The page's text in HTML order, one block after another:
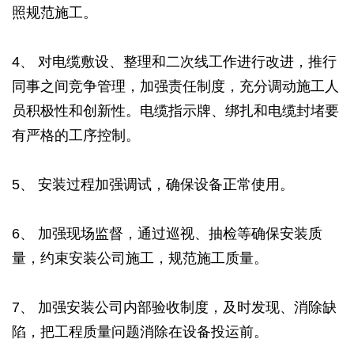
照规范施工。
4、 对电缆敷设、整理和二次线工作进行改进，推行
同事之间竞争管理，加强责任制度，充分调动施工人
员积极性和创新性。电缆指示牌、绑扎和电缆封堵要
有严格的工序控制。
5、 安装过程加强调试，确保设备正常使用。
6、 加强现场监督，通过巡视、抽检等确保安装质
量，约束安装公司施工，规范施工质量。
7、 加强安装公司内部验收制度，及时发现、消除缺
陷，把工程质量问题消除在设备投运前。